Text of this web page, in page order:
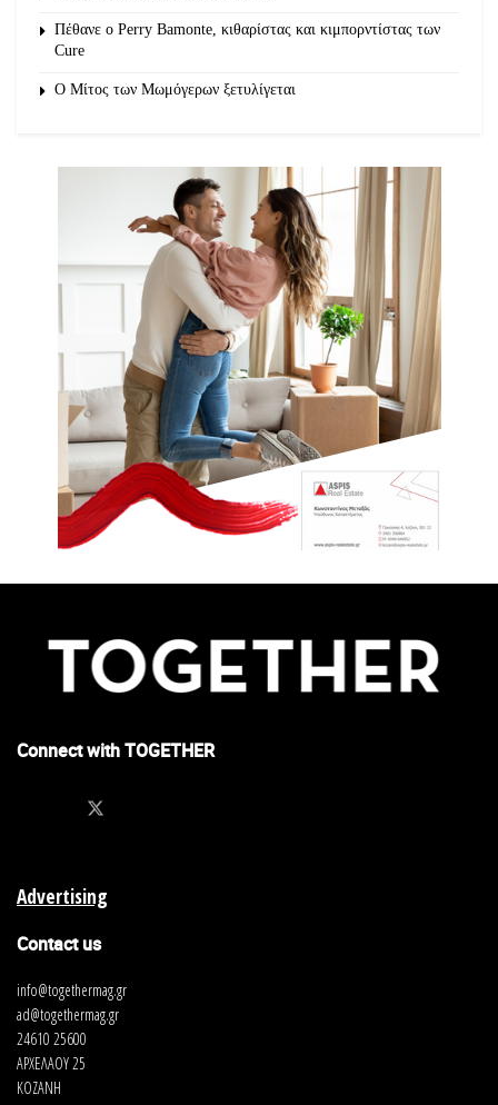
Πέθανε ο Perry Bamonte, κιθαρίστας και κιμπορντίστας των
Cure
O Μίτος των Μωμόγερων ξετυλίγεται
Connect with TOGETHER
Advertising
Contact us
info@togethermag.gr
ad@togethermag.gr
24610 25600
ΑΡΧΕΛΑΟΥ 25
ΚΟΖΑΝΗ